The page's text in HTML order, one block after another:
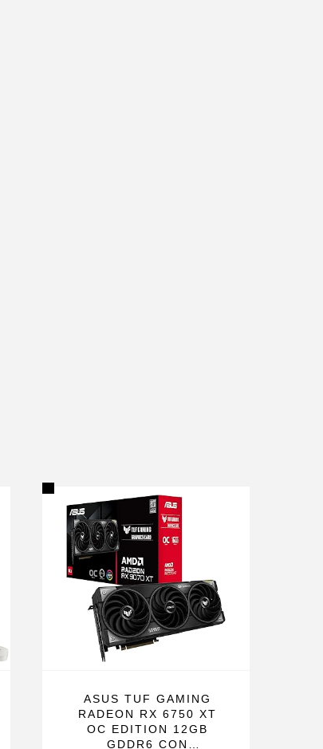
ASUS TUF GAMING
RADEON RX 6750 XT
OC EDITION 12GB
GDDR6 CON